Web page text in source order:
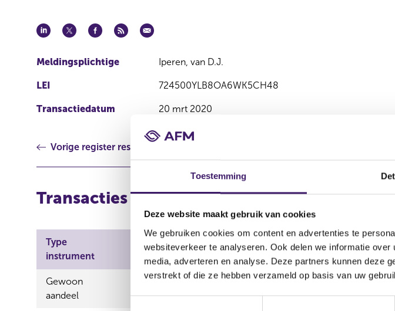
Toestemming
Deze website maakt gebruik van cookies
We gebruiken cookies om content en advertenties te
websiteverkeer te analyseren. Ook delen we informatie
media, adverteren en analyse. Deze partners kunnen deze
verstrekt of die ze hebben verzameld op basis van uw
Meldingsplichtige Iperen, van D.J.
LEI 724500YLB8OA6WK5CH48
Transactiedatum 20 mrt 2020
Vorige register resultaat
Transacties
Type
instrument
ISIN
Aard
transactie
Soort
transactie
Gewoon
aandeel